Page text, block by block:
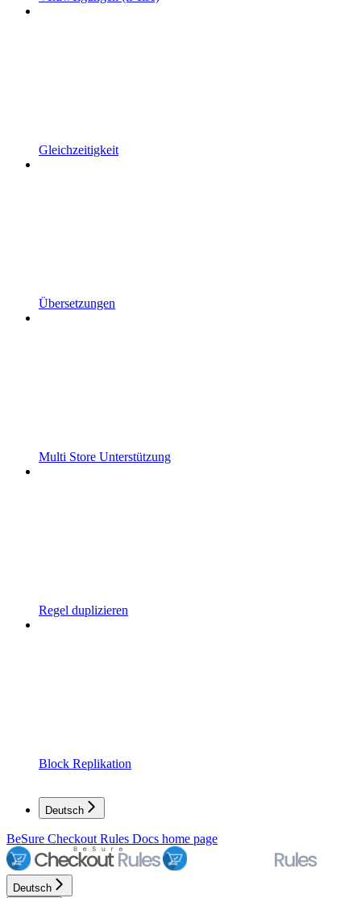
Gleichzeitigkeit
Übersetzungen
Multi Store Unterstützung
Regel duplizieren
Block Replikation
Deutsch
BeSure Checkout Rules Docs home page
Deutsch